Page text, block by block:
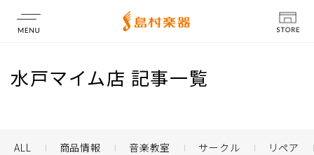
店舗情報
水戸マイム店 記事一覧
ALL 商品情報 音楽教室 サークル リペア